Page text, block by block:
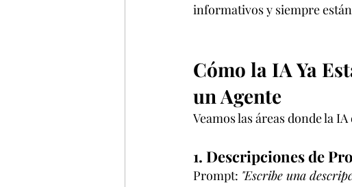
informativos y siempre
Cómo la IA Ya
un Agente
Veamos las áreas donde la
1. Descripciones de
Prompt: "Escribe una